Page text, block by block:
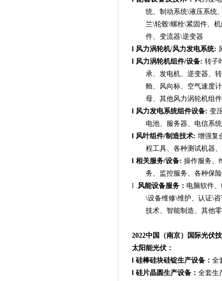
统、制动系统\液压系统
兰\轮毂\螺栓\紧固件、
件、变流器\逆变器
l 风力涡轮机/风力发电系统:
l 风力涡轮机组件/设备: 转子
承、发电机、逆变器、
舱、风向标、空气速度
母、其他风力涡轮机组
l 风力发电系统组件设备: 变
电池、服务器、电信系
l 风叶组件/制造技术: 增强复
程工具、各种测试机器
l 相关服务/设备: 操作服务、
务、监控服务、各种保
l .风能设备服务： 电脑软件
\设备维修\维护、认证\
技术、智能制造、其他
2022中国（南京）国际光伏
太阳能光伏：
l 硅棒硅块硅锭生产设备： 全
l 硅片晶圆生产设备： 全套生